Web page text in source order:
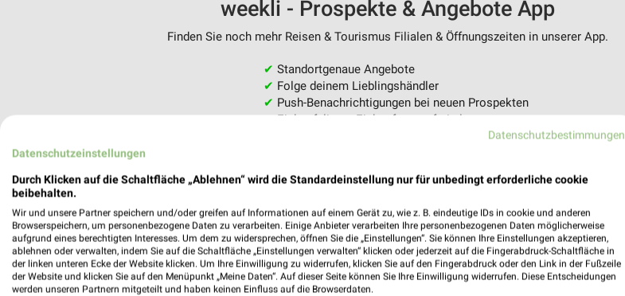
weekli - Prospekte & Angebote App
Finden Sie noch mehr Reisen & Tourismus Filialen & Öffnungszeiten in unserer App.
✔ Standortgenaue Angebote
✔ Folge deinem Lieblingshändler
✔ Push-Benachrichtigungen bei neuen Prospekten
✔Einkaufsliste - Einkauf stressfrei planen
Datenschutzbestimmungen
Datenschutzeinstellungen
Durch Klicken auf die Schaltfläche „Ablehnen“ wird die Standardeinstellung nur für unbedingt erforderliche cookie
beibehalten.
Wir und unsere Partner speichern und/oder greifen auf Informationen auf einem Gerät zu, wie z. B. eindeutige IDs in cookie und anderen
Browserspeichern, um personenbezogene Daten zu verarbeiten. Einige Anbieter verarbeiten Ihre personenbezogenen Daten möglicherweise
aufgrund eines berechtigten Interesses. Um dem zu widersprechen, öffnen Sie die „Einstellungen“. Sie können Ihre Einstellungen akzeptieren,
ablehnen oder verwalten, indem Sie auf die Schaltfläche „Einstellungen verwalten“ klicken oder jederzeit auf die Fingerabdruck-Schaltfläche in
der linken unteren Ecke der Website klicken. Um Ihre Einwilligung zu widerrufen, klicken Sie auf den Fingerabdruck oder den Link in der Fußzeile
der Website und klicken Sie auf den Menüpunkt „Meine Daten“. Auf dieser Seite können Sie Ihre Einwilligung widerrufen. Diese Entscheidungen
werden unseren Partnern mitgeteilt und haben keinen Einfluss auf die Browserdaten.